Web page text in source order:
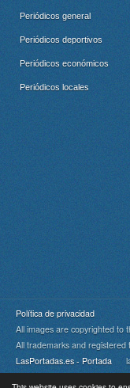
Periódicos general
Periódicos deportivos
Periódicos económicos
Periódicos locales
Política de privacidad
All images are copyrighted to
All trademarks and
LasPortadas.es - Portada